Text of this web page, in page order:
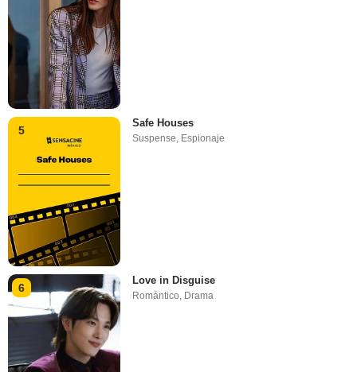
5
Safe Houses
Suspense, Espionaje
6
Love in Disguise
Romántico, Drama